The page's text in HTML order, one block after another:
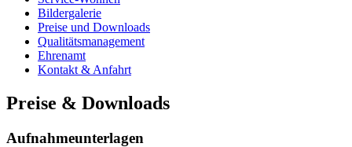
Bildergalerie
Preise und Downloads
Qualitätsmanagement
Ehrenamt
Kontakt & Anfahrt
Preise & Downloads
Aufnahmeunterlagen